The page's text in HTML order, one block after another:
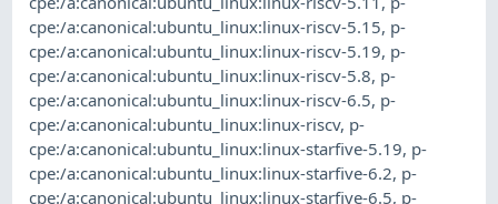
cpe:/a:canonical:ubuntu_linux:linux-riscv-5.15, p-
cpe:/a:canonical:ubuntu_linux:linux-riscv-5.19, p-
cpe:/a:canonical:ubuntu_linux:linux-riscv-5.8, p-
cpe:/a:canonical:ubuntu_linux:linux-riscv-6.5, p-
cpe:/a:canonical:ubuntu_linux:linux-riscv, p-
cpe:/a:canonical:ubuntu_linux:linux-starfive-5.19, p-
cpe:/a:canonical:ubuntu_linux:linux-starfive-6.2, p-
cpe:/a:canonical:ubuntu_linux:linux-starfive-6.5, p-